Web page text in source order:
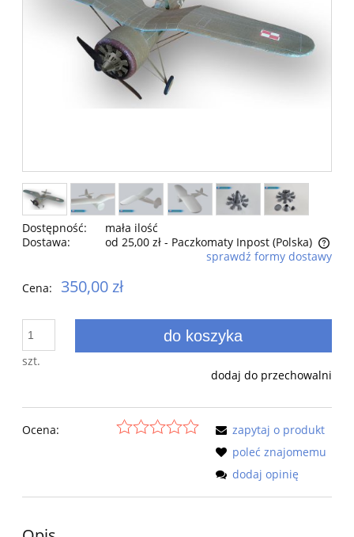
Dostępność:
mała ilość
Dostawa:
od 25,00 zł - Paczkomaty Inpost (Polska)
Cena nie zawiera ewentualnych kosztów płatności
sprawdź formy dostawy
Cena: 350,00 zł
szt.
do koszyka
dodaj do przechowalni
Ocena:
zapytaj o produkt
poleć znajomemu
dodaj opinię